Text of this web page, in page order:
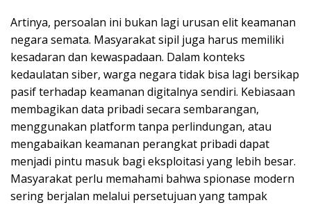
Artinya, persoalan ini bukan lagi urusan elit keamanan
negara semata. Masyarakat sipil juga harus memiliki
kesadaran dan kewaspadaan. Dalam konteks
kedaulatan siber, warga negara tidak bisa lagi bersikap
pasif terhadap keamanan digitalnya sendiri. Kebiasaan
membagikan data pribadi secara sembarangan,
menggunakan platform tanpa perlindungan, atau
mengabaikan keamanan perangkat pribadi dapat
menjadi pintu masuk bagi eksploitasi yang lebih besar.
Masyarakat perlu memahami bahwa spionase modern
sering berjalan melalui persetujuan yang tampak